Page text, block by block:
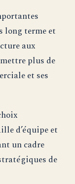
long terme et
aux
plus de
et ses
d’équipe et
un cadre
de